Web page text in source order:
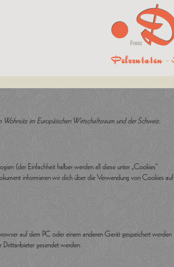
im Europäischen Wirtschaftsraum und der Schweiz.
(der Einfachheit halber werden all diese unter „Cookies“
informieren wir dich über die Verwendung von Cookies auf
auf dem PC oder einem anderen Gerät gespeichert werden
Drittanbieter gesendet werden.